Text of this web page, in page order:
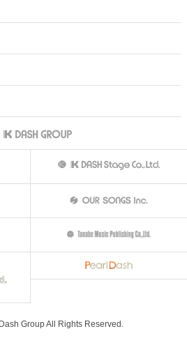
Group All Rights Reserved.